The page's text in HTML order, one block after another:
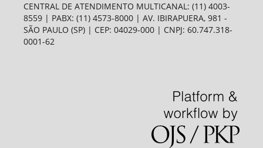
CENTRAL DE ATENDIMENTO MULTICANAL: (11) 4003-
8559 | PABX: (11) 4573-8000 | AV. IBIRAPUERA, 981 -
SÃO PAULO (SP) | CEP: 04029-000 | CNPJ: 60.747.318-
0001-62